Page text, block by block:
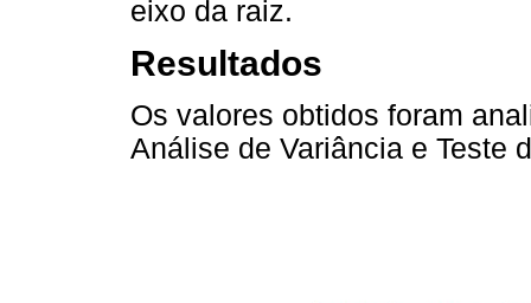
eixo da raiz.
Resultados
Os valores obtidos foram
Análise de Variância e Teste